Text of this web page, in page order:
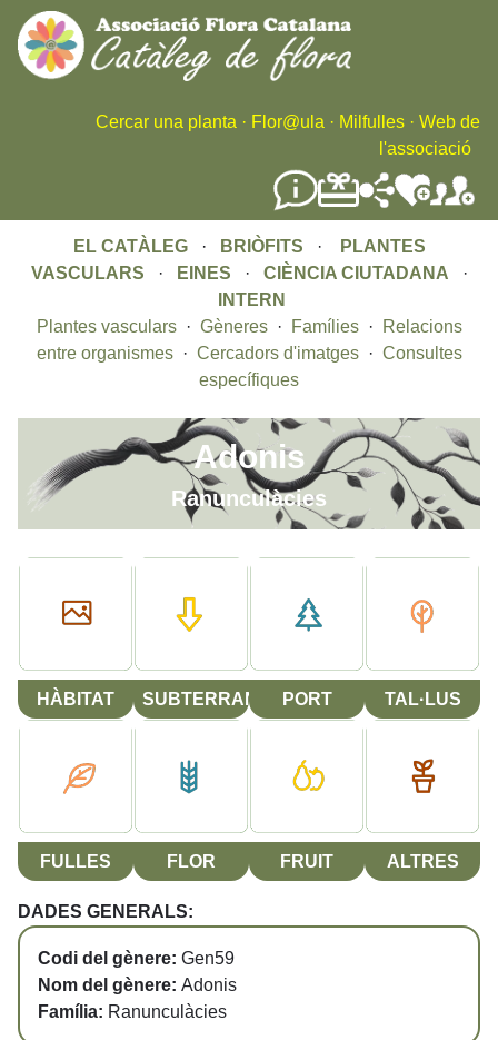
Skip
to
main
content
Cercar una planta · Flor@ula · Milfulles · Web de
l'associació
EL CATÀLEG· BRIÒFITS ·
PLANTES
VASCULARS · EINES · CIÈNCIA CIUTADANA ·
INTERN
Plantes vasculars· Gèneres· Famílies·
Relacions
entre organismes· Cercadors d'imatges· Consultes
específiques
Adonis
Ranunculàcies
HÀBITAT SUBTERRANI PORT TAL·LUS
FULLES FLOR FRUIT ALTRES
DADES GENERALS:
Codi del gènere: Gen59
Nom del gènere: Adonis
Família: Ranunculàcies